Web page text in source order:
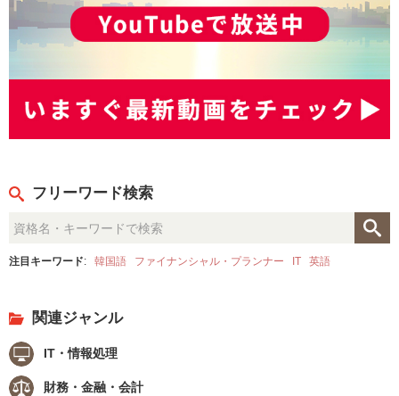
フリーワード検索
注目キーワード: 韓国語 ファイナンシャル・プランナー IT 英語
関連ジャンル
IT・情報処理
財務・金融・会計